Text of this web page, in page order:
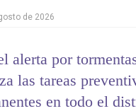
de 2026
alerta por
las tareas
en todo el